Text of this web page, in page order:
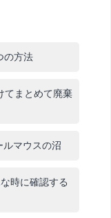
の方法
てまとめて廃棄
ルマウスの沼
時に確認する